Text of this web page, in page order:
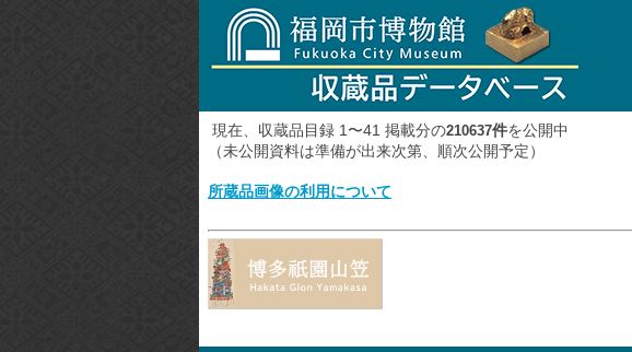
現在、収蔵品目録 1〜41 掲載分の210637件を公開中
（未公開資料は準備が出来次第、順次公開予定）
所蔵品画像の利用について